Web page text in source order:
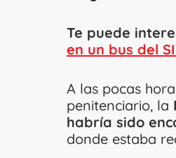
Te puede
en un bus del
A las pocas
penitenciario, la
habría sido
donde estaba